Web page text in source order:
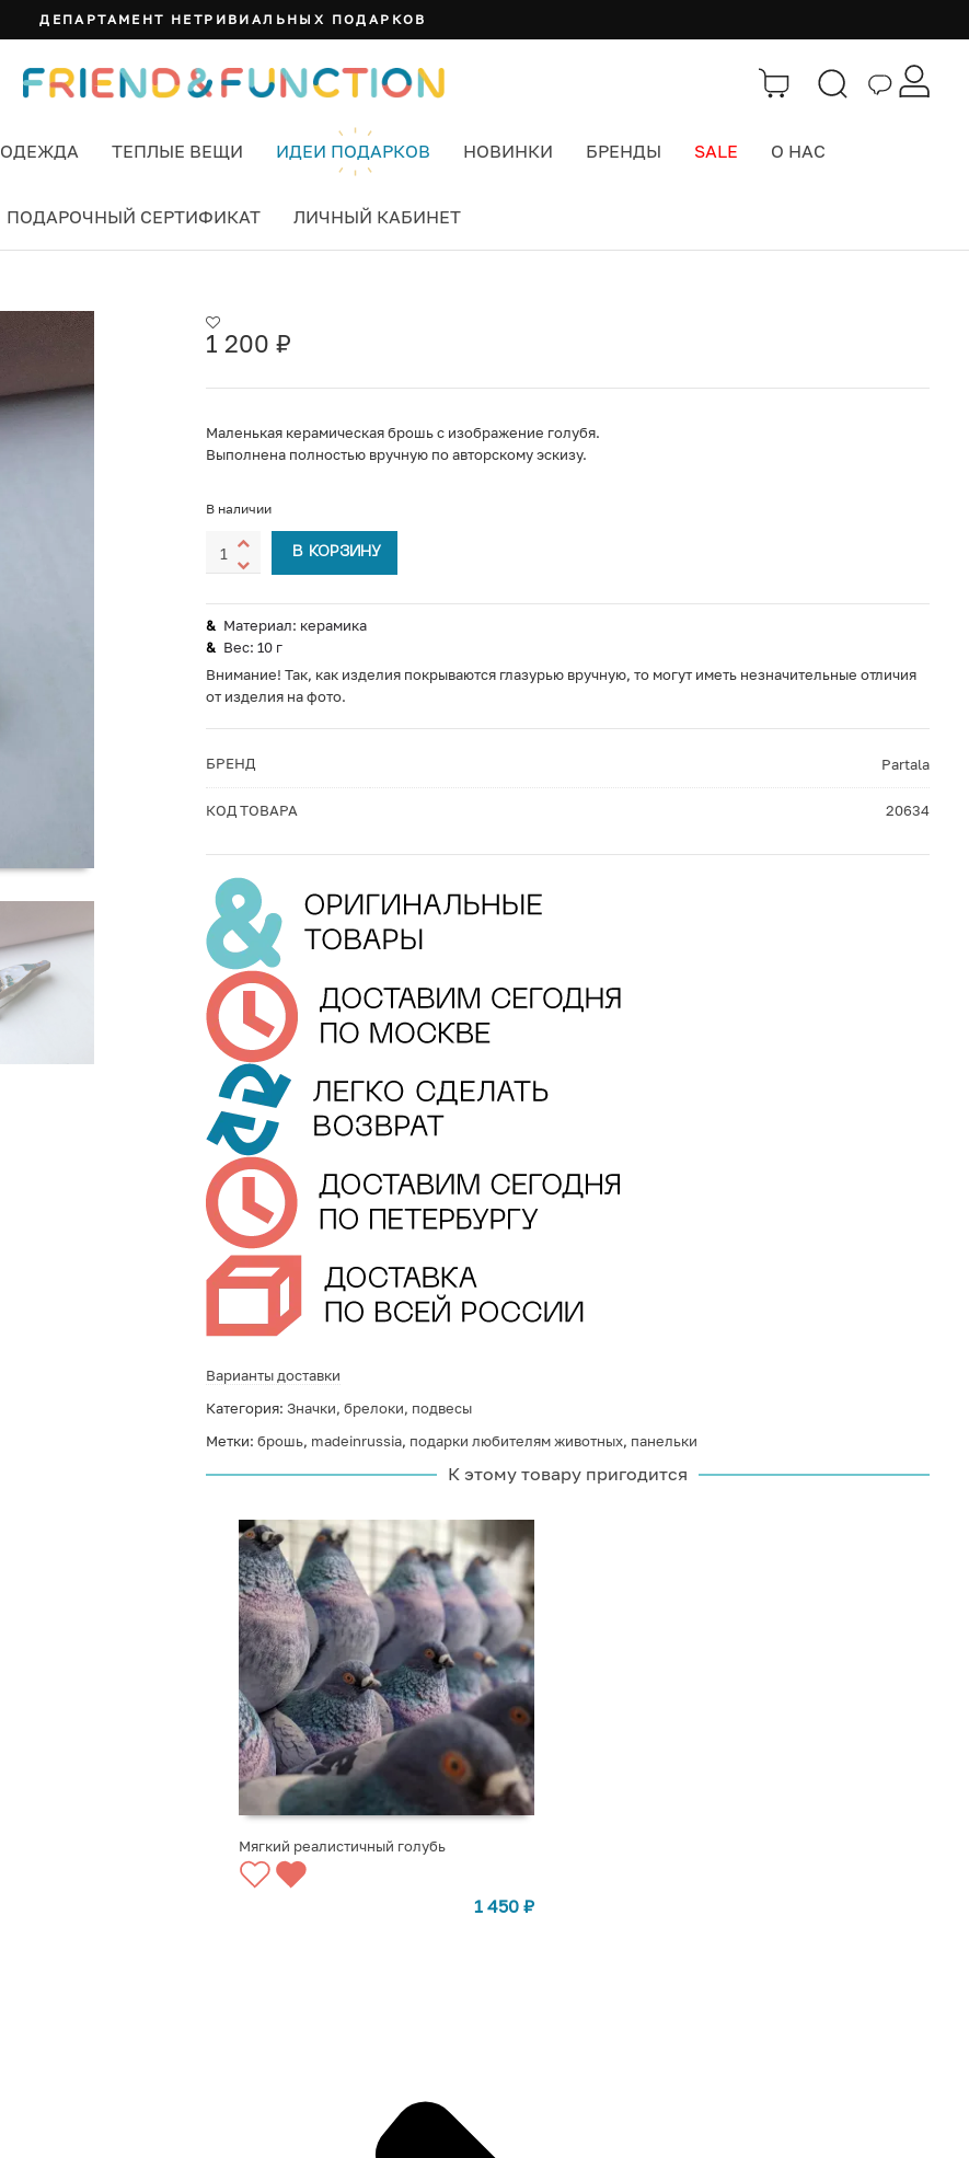
ДЕПАРТАМЕНТ НЕТРИВИАЛЬНЫХ ПОДАРКОВ
ОДЕЖДА ТЕПЛЫЕ ВЕЩИ ИДЕИ ПОДАРКОВ НОВИНКИ БРЕНДЫ SALE О НАС
ПОДАРОЧНЫЙ СЕРТИФИКАТ ЛИЧНЫЙ КАБИНЕТ
1 200 ₽
Маленькая керамическая брошь с изображение голубя.
Выполнена полностью вручную по авторскому эскизу.
В наличии
В КОРЗИНУ
Материал: керамика
Вес: 10 г
Внимание! Так, как изделия покрываются глазурью вручную, то могут иметь незначительные отличия
от изделия на фото.
БРЕНД Partala
КОД ТОВАРА 20634
Варианты доставки
Категория: Значки, брелоки, подвесы
Метки: брошь, madeinrussia, подарки любителям животных, панельки
К этому товару пригодится
ВЫБРАТЬ ВАРИАНТЫ
Мягкий реалистичный голубь
1 450 ₽